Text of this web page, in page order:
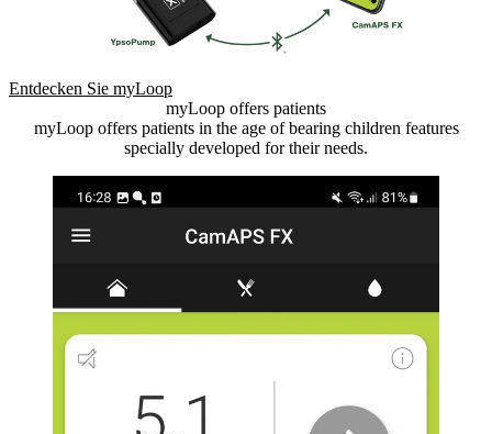
Entdecken Sie myLoop
myLoop offers patients
myLoop offers patients in the age of bearing children features
specially developed for their needs.